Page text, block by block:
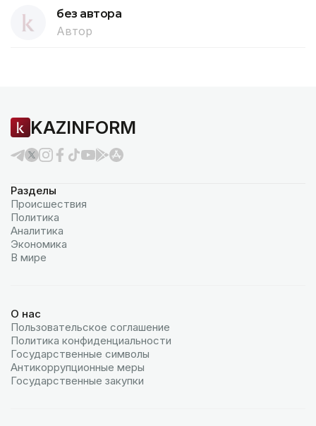
без автора
Автор
KAZINFORM
Разделы
Происшествия
Политика
Аналитика
Экономика
В мире
О нас
Пользовательское соглашение
Политика конфиденциальности
Государственные символы
Антикоррупционные меры
Государственные закупки